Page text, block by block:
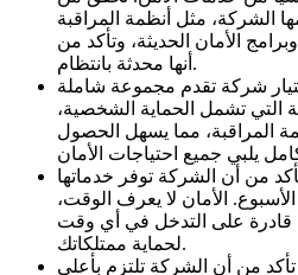
الشركة، مثل أنظمة المراقبة
الأمان الحديثة، وتأكد من
أنها محدثة بانتظام.
شركة تقدم مجموعة شاملة
التي تشمل الحماية الشخصية،
المراقبة، مما يسهل الحصول
من أن الشركة توفر خدماتها
الأمان لا يعرف الوقت،
على التدخل في أي وقت
لحماية ممتلكاتك.
تأكد من أن الشركة تلتزم بأعلى